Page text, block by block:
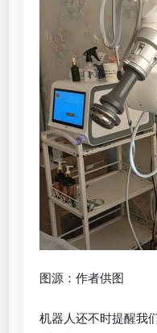
图源：作者供图
机器人还不时提醒我